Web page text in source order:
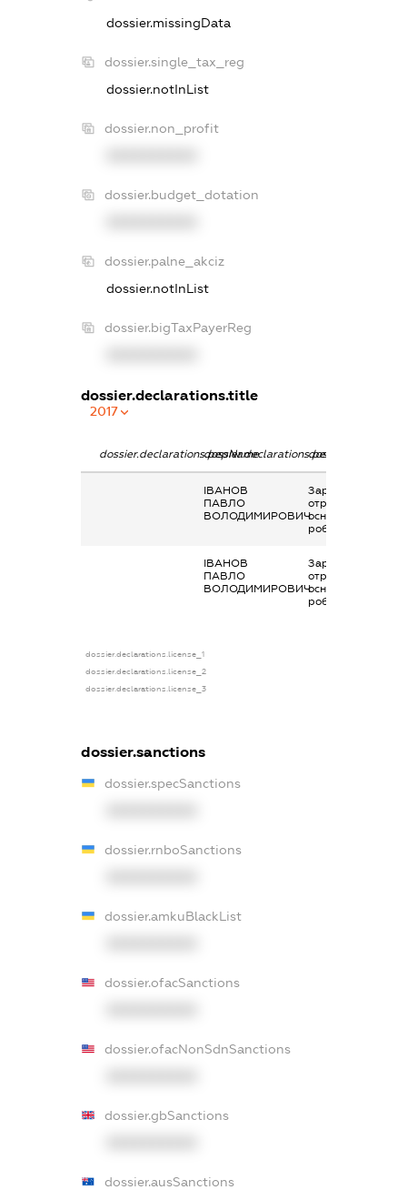
dossier.missingData
dossier.single_tax_reg
dossier.notInList
dossier.non_profit
dossier.budget_dotation
dossier.palne_akciz
dossier.notInList
dossier.bigTaxPayerReg
dossier.declarations.title
2017
dossier.declarations.pepNamedossier.declarations.personName
ІВАНОВ
ПАВЛО
ВОЛОДИМИРОВИЧ
Заробітна плата
отримана за
основним місцем
роботи
ІВАНОВ
ПАВЛО
ВОЛОДИМИРОВИЧ
Заробітна плата
отримана за
основним місцем
роботи
dossier.declarations.license_1
dossier.declarations.license_2
dossier.declarations.license_3
dossier.sanctions
dossier.specSanctions
dossier.rnboSanctions
dossier.amkuBlackList
dossier.ofacSanctions
dossier.ofacNonSdnSanctions
dossier.gbSanctions
dossier.ausSanctions